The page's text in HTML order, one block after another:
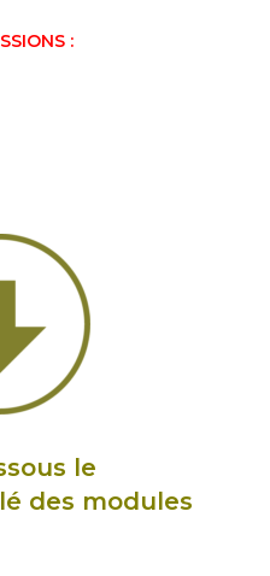
:
le
des modules